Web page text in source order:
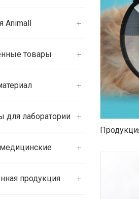
Animall
товары
для лаборатории
продукция